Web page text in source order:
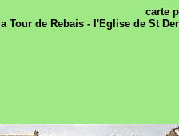
carte
la Tour de Rebais - l'Eglise de St